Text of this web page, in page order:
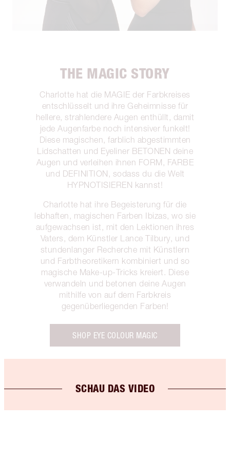
THE MAGIC STORY
Charlotte hat die MAGIE der Farbkreises
entschlüsselt und ihre Geheimnisse für
hellere, strahlendere Augen enthüllt, damit
jede Augenfarbe noch intensiver funkelt!
Diese magischen, farblich abgestimmten
Lidschatten und Eyeliner BETONEN deine
Augen und verleihen ihnen FORM, FARBE
und DEFINITION, sodass du die Welt
HYPNOTISIEREN kannst!
Charlotte hat ihre Begeisterung für die
lebhaften, magischen Farben Ibizas, wo sie
aufgewachsen ist, mit den Lektionen ihres
Vaters, dem Künstler Lance Tilbury, und
stundenlanger Recherche mit Künstlern
und Farbtheoretikern kombiniert und so
magische Make-up-Tricks kreiert. Diese
verwandeln und betonen deine Augen
mithilfe von auf dem Farbkreis
gegenüberliegenden Farben!
SHOP EYE COLOUR MAGIC
SCHAU DAS VIDEO